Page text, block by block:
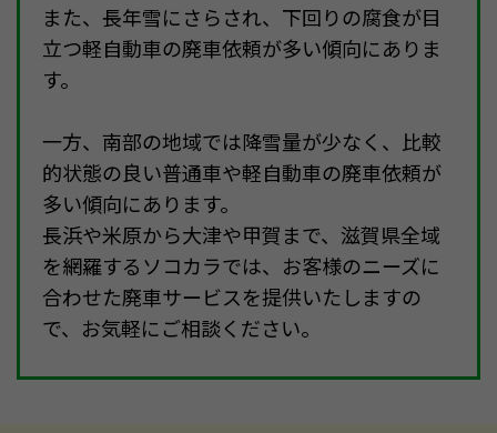
また、長年雪にさらされ、下回りの腐食が目
立つ軽自動車の廃車依頼が多い傾向にありま
す。
一方、南部の地域では降雪量が少なく、比較
的状態の良い普通車や軽自動車の廃車依頼が
多い傾向にあります。
長浜や米原から大津や甲賀まで、滋賀県全域
を網羅するソコカラでは、お客様のニーズに
合わせた廃車サービスを提供いたしますの
で、お気軽にご相談ください。